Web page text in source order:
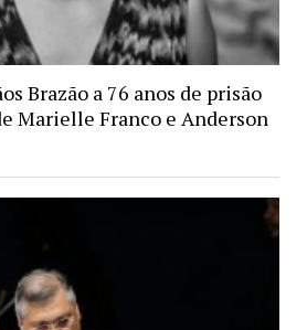
Brazão a 76 anos de prisão
Marielle Franco e Anderson